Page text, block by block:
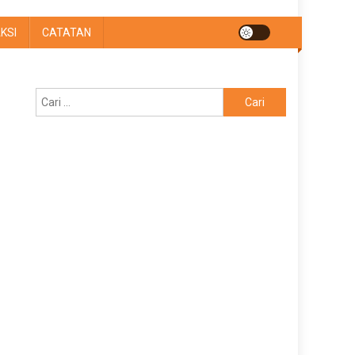
CATATAN
untuk: